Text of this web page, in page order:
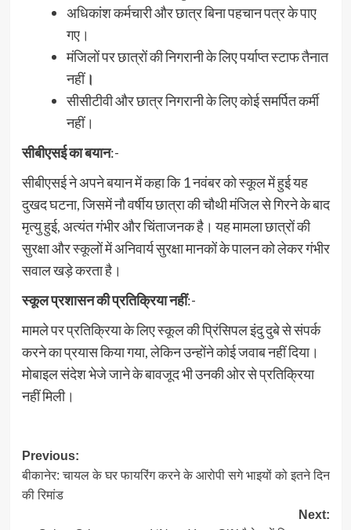
अधिकांश कर्मचारी और छात्र बिना पहचान पत्र के पाए
गए।
मंजिलों पर छात्रों की निगरानी के लिए पर्याप्त स्टाफ तैनात
नहीं।
सीसीटीवी और छात्र निगरानी के लिए कोई समर्पित कर्मी
नहीं।
सीबीएसई का बयान:-
सीबीएसई ने अपने बयान में कहा कि 1 नवंबर को स्कूल में हुई यह
दुखद घटना, जिसमें नौ वर्षीय छात्रा की चौथी मंजिल से गिरने के बाद
मृत्यु हुई, अत्यंत गंभीर और चिंताजनक है। यह मामला छात्रों की
सुरक्षा और स्कूलों में अनिवार्य सुरक्षा मानकों के पालन को लेकर गंभीर
सवाल खड़े करता है।
स्कूल प्रशासन की प्रतिक्रिया नहीं:-
मामले पर प्रतिक्रिया के लिए स्कूल की प्रिंसिपल इंदु दुबे से संपर्क
करने का प्रयास किया गया, लेकिन उन्होंने कोई जवाब नहीं दिया।
मोबाइल संदेश भेजे जाने के बावजूद भी उनकी ओर से प्रतिक्रिया
नहीं मिली।
Post
navigation
Previous:
बीकानेर: चायल के घर फायरिंग करने के आरोपी सगे भाइयों को इतने दिन
की रिमांड
Next: